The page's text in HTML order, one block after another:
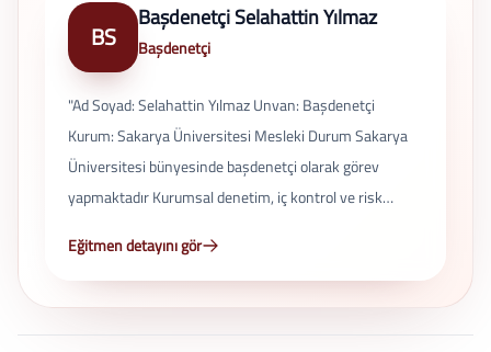
BS
Başdenetçi Selahattin Yılmaz
Başdenetçi
"Ad Soyad: Selahattin Yılmaz Unvan: Başdenetçi
Kurum: Sakarya Üniversitesi Mesleki Durum Sakarya
Üniversitesi bünyesinde başdenetçi olarak görev
yapmaktadır Kurumsal denetim, iç kontrol ve risk
Sorumluluklar İç denetim faaliyetlerinin yürütülmesi
Kurumsal süreçlerin denetlenmesi ve raporlanması
Eğitmen detayını gör